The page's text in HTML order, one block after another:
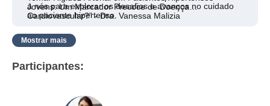
a nós para explorar os desafios e avanços no cuidado
ao paciente hipertenso.
Jovens: Um Marcador Precoce de Doença
Cardiovascular?” - Dra. Vanessa Malizia
Mostrar mais
Participantes: